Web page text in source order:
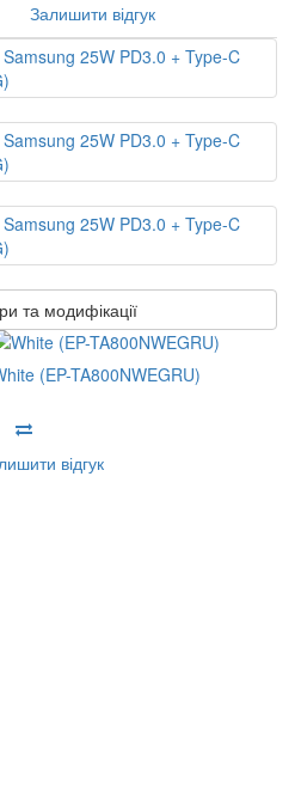
Залишити відгук
та модифікації
(EP-TA800NWEGRU)
відгук